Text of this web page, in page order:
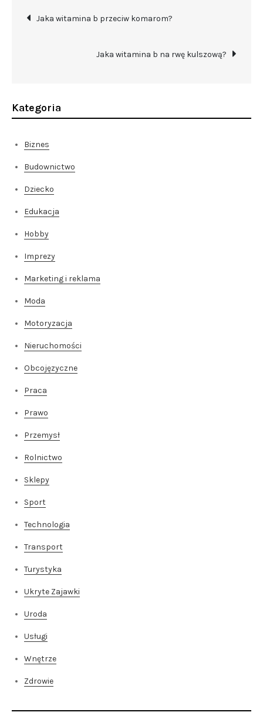
Nawigacja
Jaka witamina b przeciw komarom?
Jaka witamina b na rwę kulszową?
Kategoria
Biznes
Budownictwo
Dziecko
Edukacja
Hobby
Imprezy
Marketing i reklama
Moda
Motoryzacja
Nieruchomości
Obcojęzyczne
Praca
Prawo
Przemysł
Rolnictwo
Sklepy
Sport
Technologia
Transport
Turystyka
Ukryte Zajawki
Uroda
Usługi
Wnętrze
Zdrowie